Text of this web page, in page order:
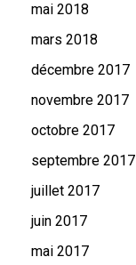
mai 2018
mars 2018
décembre 2017
novembre 2017
octobre 2017
septembre 2017
juillet 2017
juin 2017
mai 2017